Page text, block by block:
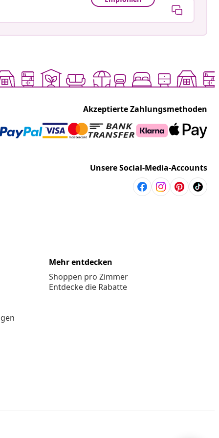
Akzeptierte Zahlungsmethoden
Unsere Social-Media-Accounts
Mehr entdecken
Shoppen pro Zimmer
Entdecke die Rabatte